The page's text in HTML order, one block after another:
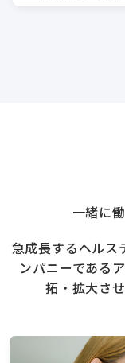
一緒に
急成長するヘルス
ンパニーである
拓・拡大さ